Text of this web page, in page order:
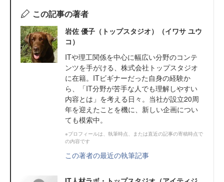
この記事の著者
岩佐 優子（トップスタジオ）（イワサ ユウ
コ）
ITや理工関係を中心に幅広い分野のコンテ
ンツを手がける、株式会社トップスタジオ
に在籍。ITビギナーだった自身の経験か
ら、「IT分野が苦手な人でも理解しやすい
内容とは」を考える日々。当社が設立20周
年を迎えたことを機に、新しい企画につい
ても模索中。
※プロフィールは、執筆時点、または直近の記事の寄稿時点で
の内容です
この著者の最近の執筆記事